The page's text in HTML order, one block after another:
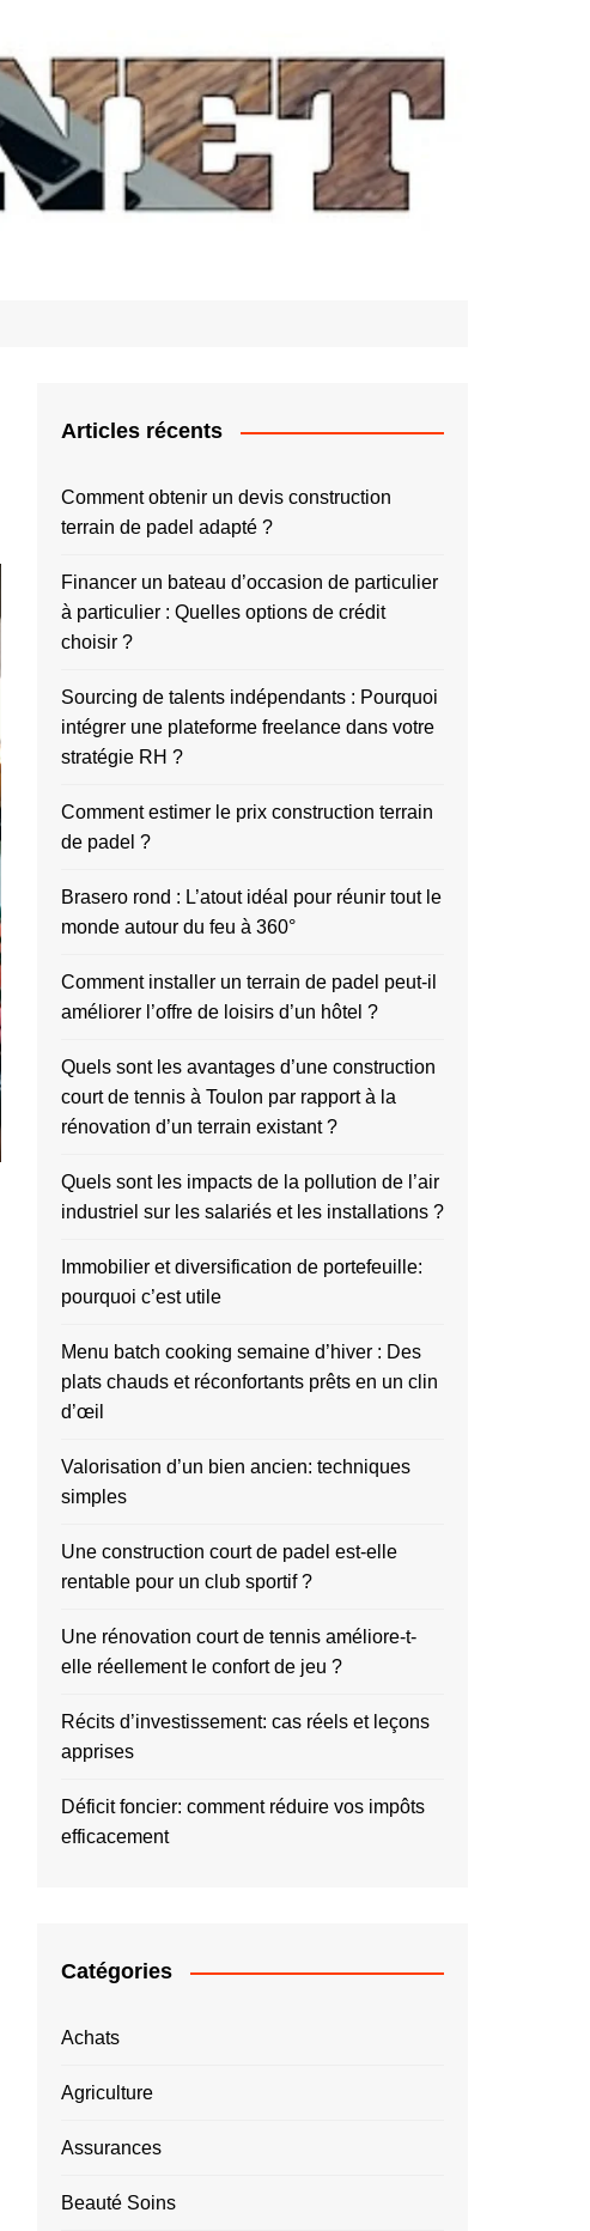
Articles récents
Comment obtenir un devis construction
terrain de padel adapté ?
Financer un bateau d’occasion de particulier
à particulier : Quelles options de crédit
choisir ?
Sourcing de talents indépendants : Pourquoi
intégrer une plateforme freelance dans votre
stratégie RH ?
Comment estimer le prix construction terrain
de padel ?
Brasero rond : L’atout idéal pour réunir tout le
monde autour du feu à 360°
Comment installer un terrain de padel peut-il
améliorer l’offre de loisirs d’un hôtel ?
Quels sont les avantages d’une construction
court de tennis à Toulon par rapport à la
rénovation d’un terrain existant ?
Quels sont les impacts de la pollution de l’air
industriel sur les salariés et les installations ?
Immobilier et diversification de portefeuille:
pourquoi c’est utile
Menu batch cooking semaine d’hiver : Des
plats chauds et réconfortants prêts en un clin
d’œil
Valorisation d’un bien ancien: techniques
simples
Une construction court de padel est-elle
rentable pour un club sportif ?
Une rénovation court de tennis améliore-t-
elle réellement le confort de jeu ?
Récits d’investissement: cas réels et leçons
apprises
Déficit foncier: comment réduire vos impôts
efficacement
Catégories
Achats
Agriculture
Assurances
Beauté Soins